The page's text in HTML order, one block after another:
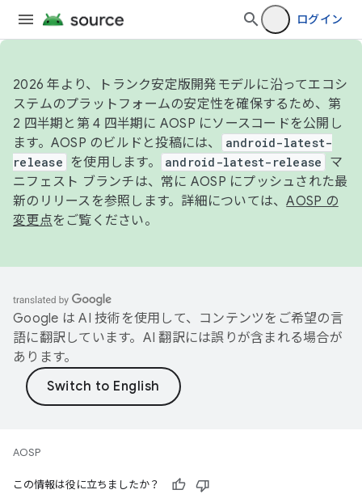
ログイン
2026 年より、トランク安定版開発モデルに沿ってエコシ
ステムのプラットフォームの安定性を確保するため、第
2 四半期と第 4 四半期に AOSP にソースコードを公開し
ます。AOSP のビルドと投稿には、
android-latest-
release
を使用します。 android-latest-release
マ
ニフェスト ブランチは、常に AOSP にプッシュされた最
新のリリースを参照します。詳細については、AOSP の
変更点をご覧ください。
Google は AI 技術を使用して、コンテンツをご希望の言
語に翻訳しています。AI 翻訳には誤りが含まれる場合が
あります。
AOSP
この情報は役に立ちましたか？